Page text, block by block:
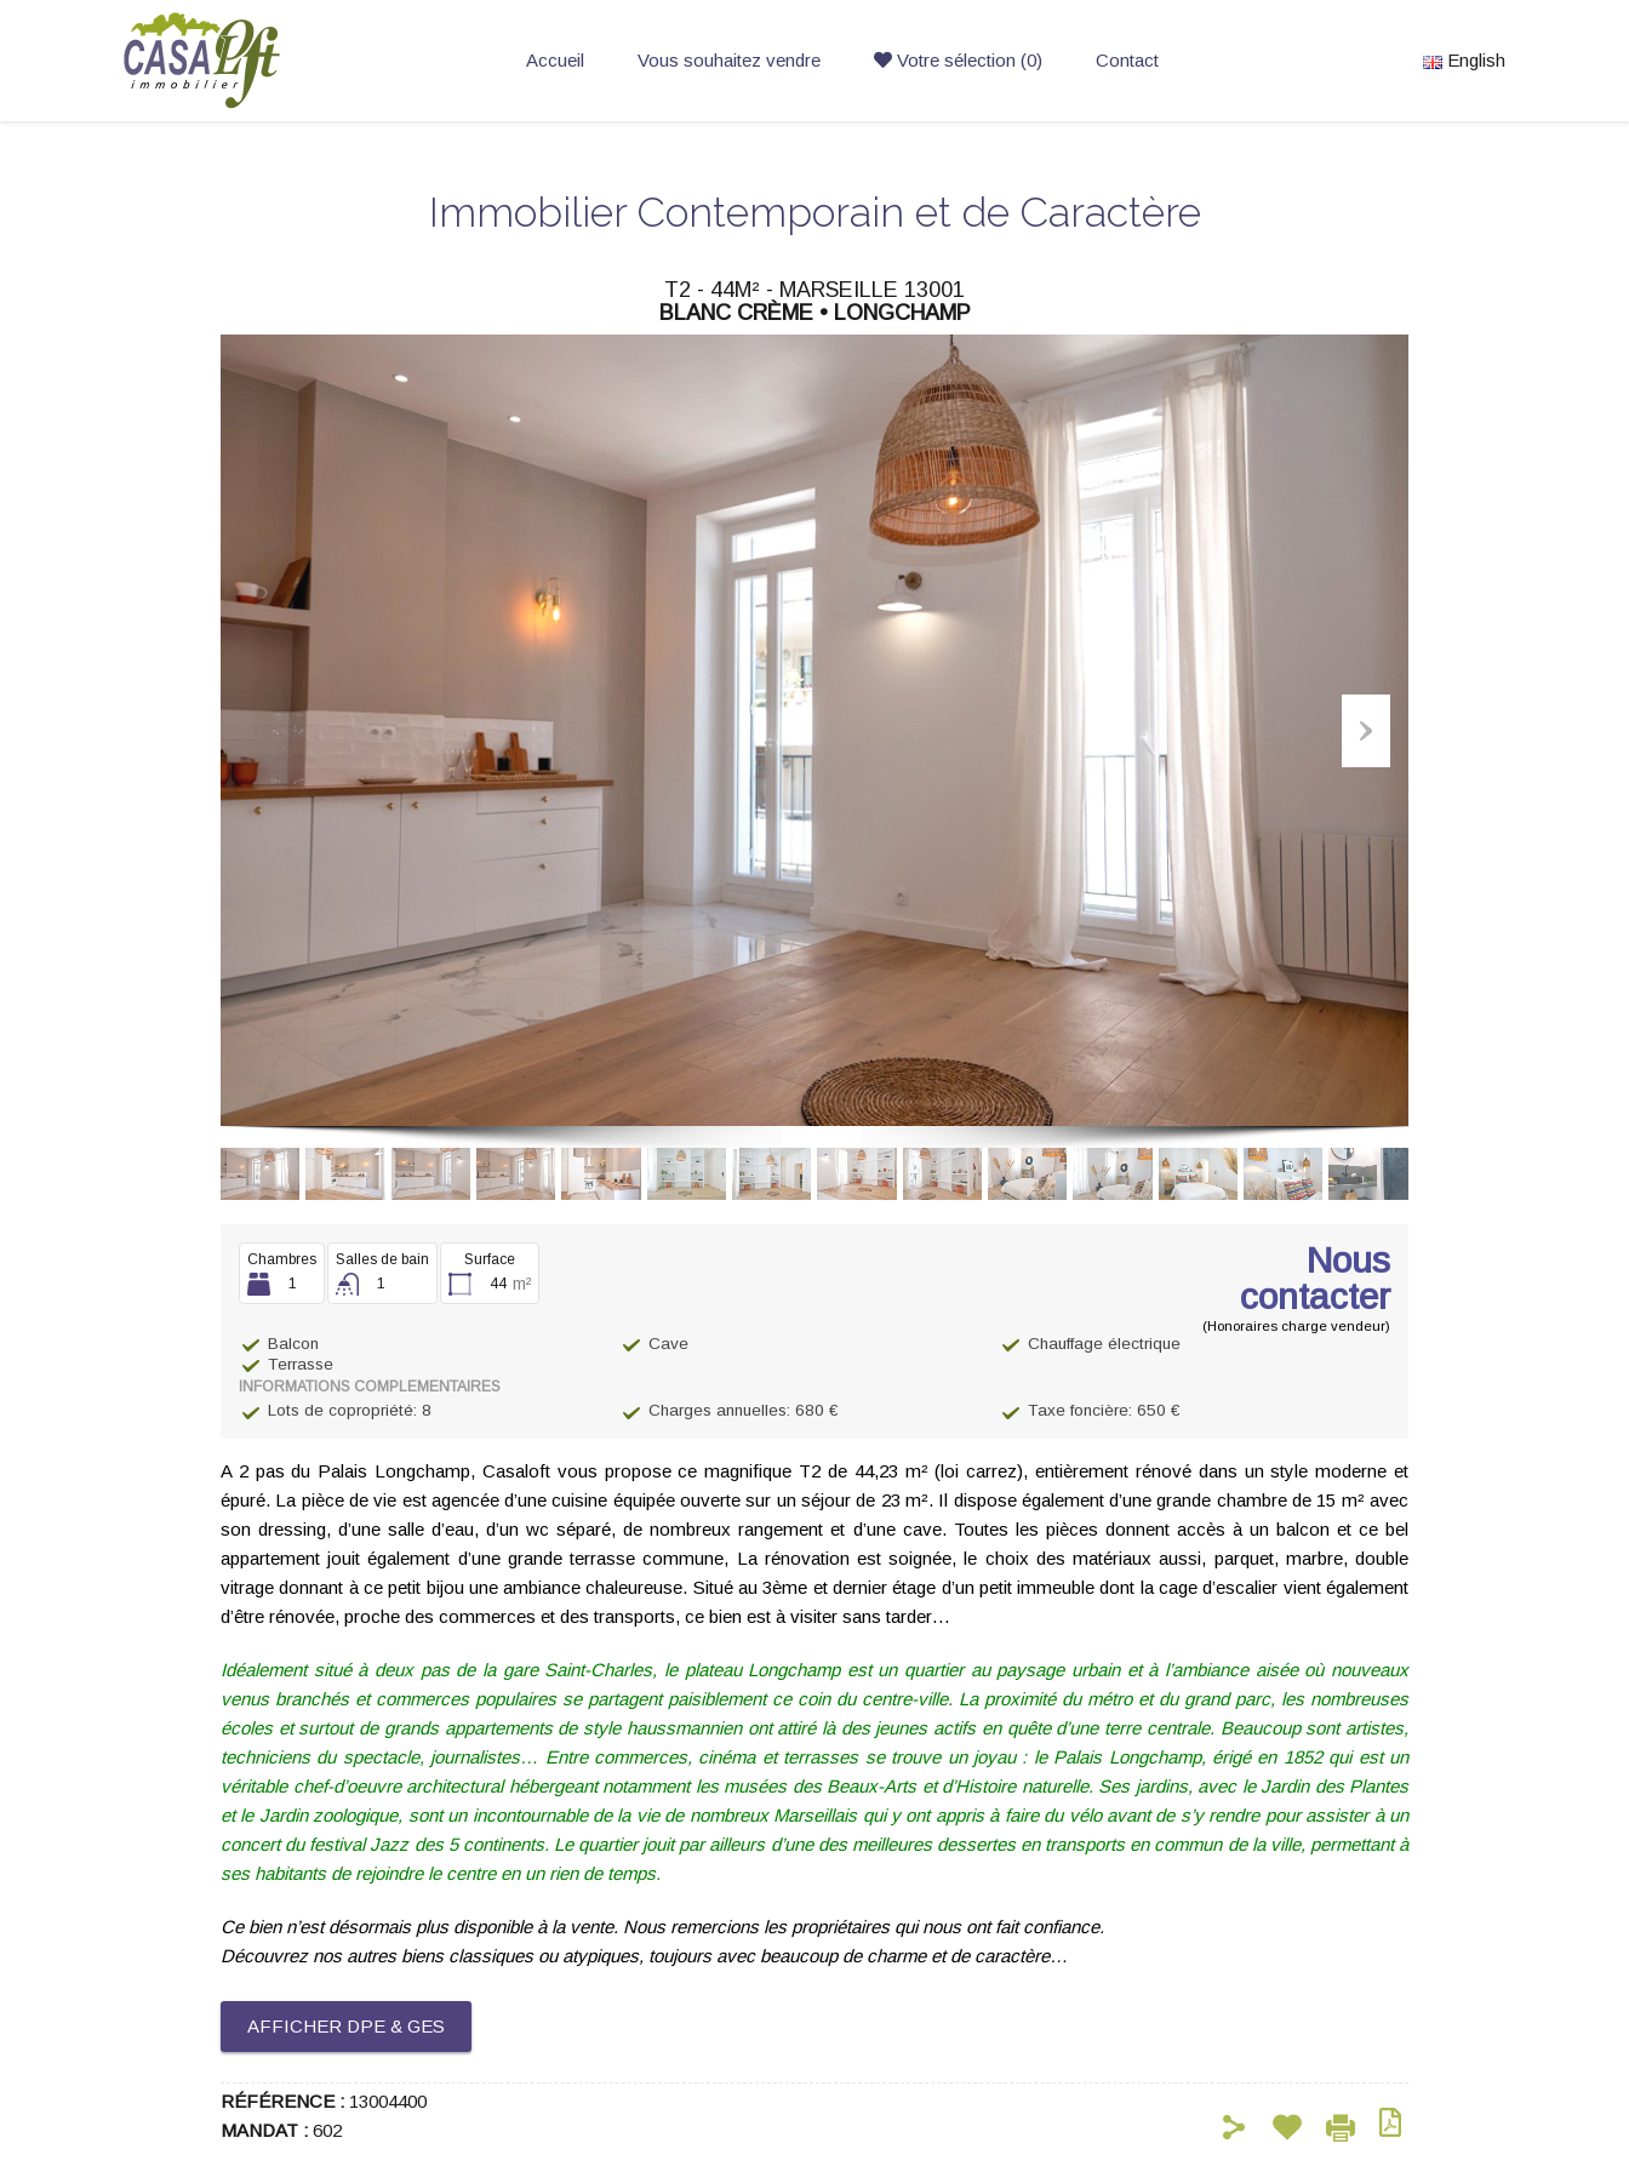
Accueil Vous souhaitez vendre Votre sélection (0) Contact English
Immobilier Contemporain et de Caractère
T2 - 44M² - MARSEILLE 13001
BLANC CRÈME • LONGCHAMP
Chambres
1
Salles de bain
1
Surface
44 m²
Nous
contacter
(Honoraires charge vendeur)
Balcon Cave
Chauffage électrique
Terrasse
INFORMATIONS COMPLEMENTAIRES
Lots de copropriété: 8 Charges annuelles: 680 € Taxe foncière: 650 €
A 2 pas du Palais Longchamp, Casaloft vous propose ce magnifique T2 de 44,23 m² (loi carrez), entièrement rénové dans un style moderne et
épuré. La pièce de vie est agencée d’une cuisine équipée ouverte sur un séjour de 23 m². Il dispose également d’une grande chambre de 15 m² avec
son dressing, d’une salle d’eau, d’un wc séparé, de nombreux rangement et d’une cave. Toutes les pièces donnent accès à un balcon et ce bel
appartement jouit également d’une grande terrasse commune, La rénovation est soignée, le choix des matériaux aussi, parquet, marbre, double
vitrage donnant à ce petit bijou une ambiance chaleureuse. Situé au 3ème et dernier étage d’un petit immeuble dont la cage d’escalier vient également
d’être rénovée, proche des commerces et des transports, ce bien est à visiter sans tarder…
Idéalement situé à deux pas de la gare Saint-Charles, le plateau Longchamp est un quartier au paysage urbain et à l’ambiance aisée où nouveaux
venus branchés et commerces populaires se partagent paisiblement ce coin du centre-ville. La proximité du métro et du grand parc, les nombreuses
écoles et surtout de grands appartements de style haussmannien ont attiré là des jeunes actifs en quête d’une terre centrale. Beaucoup sont artistes,
techniciens du spectacle, journalistes… Entre commerces, cinéma et terrasses se trouve un joyau : le Palais Longchamp, érigé en 1852 qui est un
véritable chef-d’oeuvre architectural hébergeant notamment les musées des Beaux-Arts et d’Histoire naturelle. Ses jardins, avec le Jardin des Plantes
et le Jardin zoologique, sont un incontournable de la vie de nombreux Marseillais qui y ont appris à faire du vélo avant de s’y rendre pour assister à un
concert du festival Jazz des 5 continents. Le quartier jouit par ailleurs d’une des meilleures dessertes en transports en commun de la ville, permettant à
ses habitants de rejoindre le centre en un rien de temps.
Ce bien n’est désormais plus disponible à la vente. Nous remercions les propriétaires qui nous ont fait confiance.
Découvrez nos autres biens classiques ou atypiques, toujours avec beaucoup de charme et de caractère…
AFFICHER DPE & GES
RÉFÉRENCE : 13004400
MANDAT : 602